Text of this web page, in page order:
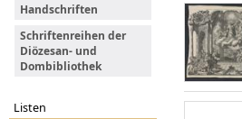
Handschriften
Schriftenreihen der
Diözesan- und
Dombibliothek
Listen